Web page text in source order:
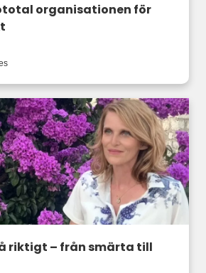
organisationen för
riktigt – från smärta till